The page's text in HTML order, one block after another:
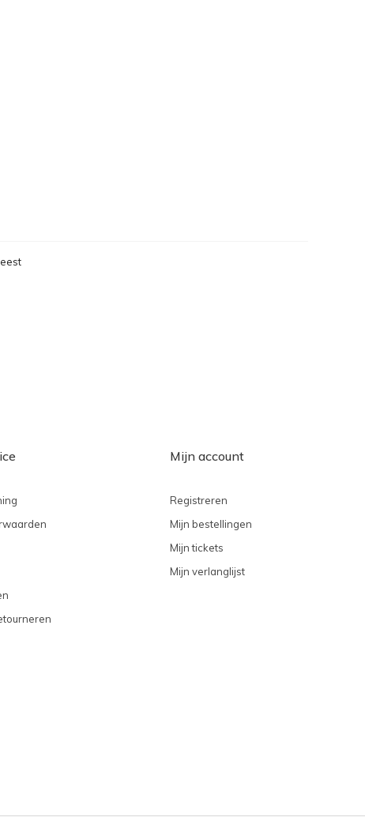
Mijn account
Registreren
Mijn bestellingen
Mijn tickets
Mijn verlanglijst